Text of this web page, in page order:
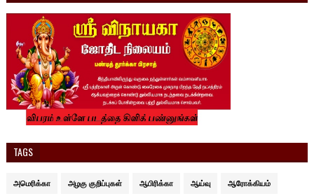
TAGS
அமெரிக்கா அழகு குறிப்புகள் ஆபிரிக்கா ஆய்வு ஆரோக்கியம்